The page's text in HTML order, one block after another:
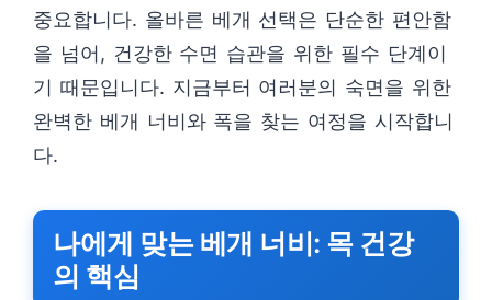
중요합니다. 올바른 베개 선택은 단순한 편안함
을 넘어, 건강한 수면 습관을 위한 필수 단계이
기 때문입니다. 지금부터 여러분의 숙면을 위한
완벽한 베개 너비와 폭을 찾는 여정을 시작합니
다.
나에게 맞는 베개 너비: 목 건강
의 핵심